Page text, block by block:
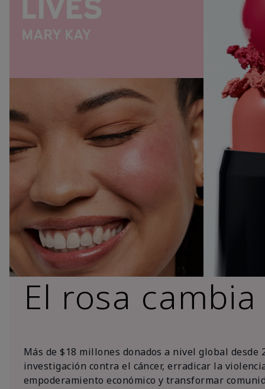
El rosa
Más de $18 millones donados a nivel global desde
investigación contra el cáncer, erradicar la
empoderamiento económico y transformar